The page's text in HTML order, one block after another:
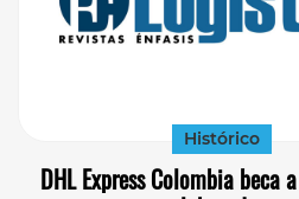
Histórico
DHL Express Colombia beca